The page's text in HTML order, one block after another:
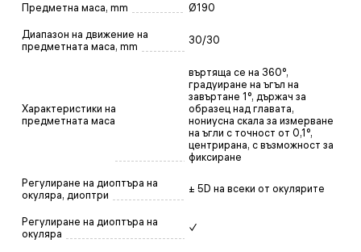
Предметна маса, mm Ø190
Диапазон на движение на
предметната маса, mm
30/30
Характеристики на
предметната маса
въртяща се на 360°,
градуиране на ъгъл на
завъртане 1°, държач за
образец над главата,
нониусна скала за измерване
на ъгли с точност от 0,1°,
центрирана, с възможност за
фиксиране
Регулиране на диоптъра на
окуляра, диоптри
± 5D на всеки от окулярите
Регулиране на диоптъра на
окуляра
✓